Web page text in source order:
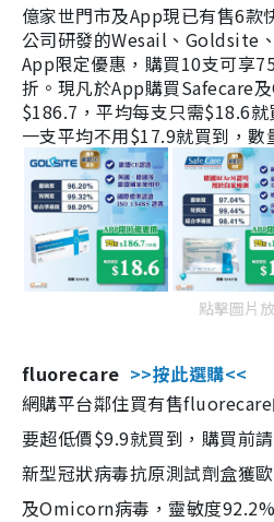
億家世門市及App現已有售6款
公司研發的Wesail、Goldsite
App限定優惠，購買10支可享
折。現凡於App購買Safecare
$186.7，平均每支只需$18.6
一支平均不用$17.9就買到，數
點擊圖片
fluorecare >>按此選購<<
網購平台鄰住買有售
要超低價$9.9就買到，購買前
新型冠狀病毒抗原測試劑盒獲
及Omicorn病毒，靈敏度